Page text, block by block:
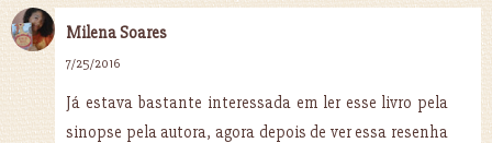
Milena Soares
7/25/2016
Já estava bastante interessada em ler esse livro pela
sinopse pela autora, agora depois de ver essa resenha